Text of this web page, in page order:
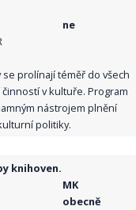
ne
se prolínají téměř do všech
v kultuře. Program
nástrojem plnění
politiky.
knihoven.
MK
obecně